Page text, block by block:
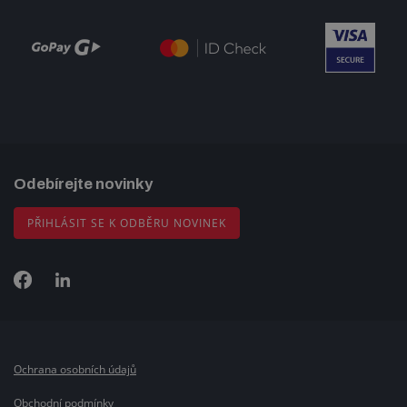
Odebírejte novinky
PŘIHLÁSIT SE K ODBĚRU NOVINEK
Ochrana osobních údajů
Obchodní podmínky